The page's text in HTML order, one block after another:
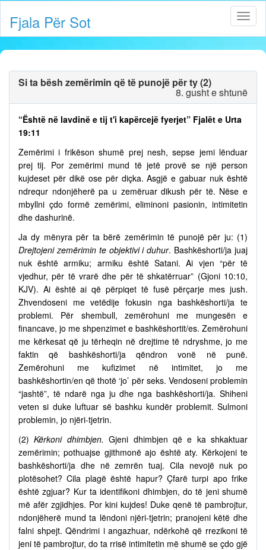
Fjala Për Sot
Si ta bësh zemërimin që të punojë për ty (2)
8. gusht e shtunë
“Është në lavdinë e tij t'i kapërcejë fyerjet” Fjalët e Urta
19:11
Zemërimi i frikëson shumë prej nesh, sepse jemi lënduar
prej tij. Por zemërimi mund të jetë provë se një person
kujdeset për dikë ose për diçka. Asgjë e gabuar nuk është
ndrequr ndonjëherë pa u zemëruar dikush për të. Nëse e
mbyllni çdo formë zemërimi, eliminoni pasionin, intimitetin
dhe dashurinë.
Ja dy mënyra për ta bërë zemërimin të punojë për ju: (1)
Drejtojeni zemërimin te objektivi i duhur. Bashkëshorti/ja juaj
nuk është armiku; armiku është Satani. Ai vjen “për të
vjedhur, për të vrarë dhe për të shkatërruar” (Gjoni 10:10,
KJV). Ai është ai që përpiqet të fusë përçarje mes jush.
Zhvendoseni me vetëdije fokusin nga bashkëshorti/ja te
problemi. Për shembull, zemërohuni me mungesën e
financave, jo me shpenzimet e bashkëshortit/es. Zemërohuni
me kërkesat që ju tërheqin në drejtime të ndryshme, jo me
faktin që bashkëshorti/ja qëndron vonë në punë.
Zemërohuni me kufizimet në intimitet, jo me
bashkëshortin/en që thotë ‘jo’ për seks. Vendoseni problemin
“jashtë”, të ndarë nga ju dhe nga bashkëshorti/ja. Shiheni
veten si duke luftuar së bashku kundër problemit. Sulmoni
problemin, jo njëri-tjetrin.
(2)Kërkoni dhimbjen. Gjeni dhimbjen që e ka shkaktuar
zemërimin; pothuajse gjithmonë ajo është aty. Kërkojeni te
bashkëshorti/ja dhe në zemrën tuaj. Cila nevojë nuk po
plotësohet? Cila plagë është hapur? Çfarë turpi apo frike
është zgjuar? Kur ta identifikoni dhimbjen, do të jeni shumë
më afër zgjidhjes. Por kini kujdes! Duke qenë të pambrojtur,
ndonjëherë mund ta lëndoni njëri-tjetrin; pranojeni këtë dhe
falni shpejt. Qëndrimi i angazhuar, ndërkohë që rrezikoni të
jeni të pambrojtur, do ta rrisë intimitetin më shumë se çdo gjë